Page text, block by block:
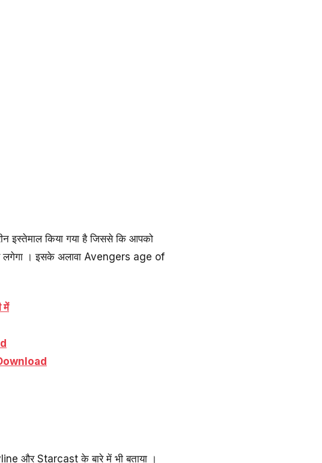
इस्तेमाल किया गया है जिससे कि आपको
लगेगा । इसके अलावा Avengers age of
में
और Starcast के बारे में भी बताया ।